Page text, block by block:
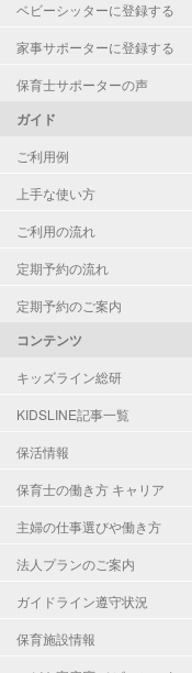
ベビーシッターに登録する
家事サポーターに登録する
保育士サポーターの声
ガイド
ご利用例
上手な使い方
ご利用の流れ
定期予約の流れ
定期予約のご案内
コンテンツ
キッズライン総研
KIDSLINE記事一覧
保活情報
保育士の働き方 キャリア
主婦の仕事選びや働き方
法人プランのご案内
ガイドライン遵守状況
保育施設情報